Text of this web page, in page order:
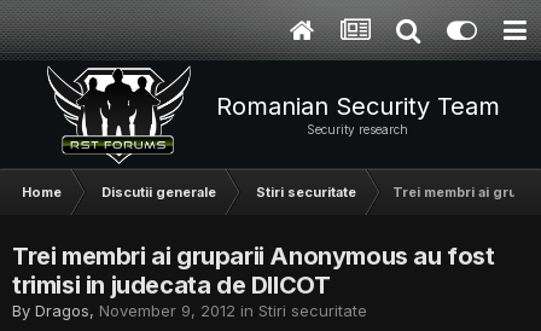
Romanian Security Team
Security research
Home Discutii generale Stiri securitate Trei membri ai
Trei membri ai gruparii Anonymous au fost
trimisi in judecata de DIICOT
By Dragos, November 9, 2012 in Stiri securitate